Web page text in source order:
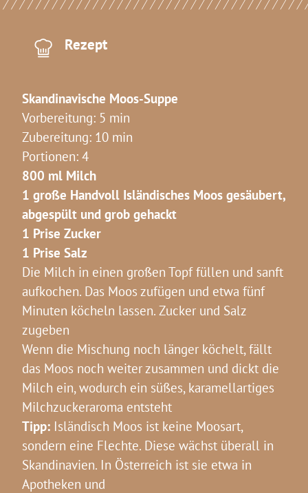
Rezept
Skandinavische Moos-Suppe
Vorbereitung: 5 min
Zubereitung: 10 min
Portionen: 4
800 ml Milch
1 große Handvoll Isländisches Moos gesäubert,
abgespült und grob gehackt
1 Prise Zucker
1 Prise Salz
Die Milch in einen großen Topf füllen und sanft
aufkochen. Das Moos zufügen und etwa fünf
Minuten köcheln lassen. Zucker und Salz
zugeben
Wenn die Mischung noch länger köchelt, fällt
das Moos noch weiter zusammen und dickt die
Milch ein, wodurch ein süßes, karamellartiges
Milchzuckeraroma entsteht
Tipp: Isländisch Moos ist keine Moosart,
sondern eine Flechte. Diese wächst überall in
Skandinavien. In Österreich ist sie etwa in
Apotheken und